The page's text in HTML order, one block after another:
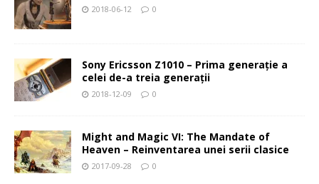
2018-06-12 0
Sony Ericsson Z1010 – Prima generaţie a
celei de-a treia generaţii
2018-12-09 0
Might and Magic VI: The Mandate of
Heaven – Reinventarea unei serii clasice
2017-09-28 0